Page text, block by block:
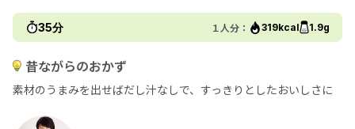
35分 １人分： 319kcal 1.9g
昔ながらのおかず
素材のうまみを出せばだし汁なしで、すっきりとしたおいしさに